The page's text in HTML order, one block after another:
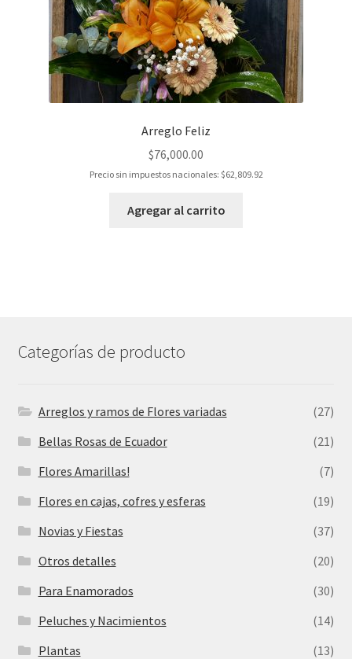
Arreglo Feliz
$76,000.00
Precio sin impuestos nacionales: $62,809.92
Agregar al carrito
Categorías de producto
Arreglos y ramos de Flores variadas
(27)
Bellas Rosas de Ecuador
(21)
Flores Amarillas!
(7)
Flores en cajas, cofres y esferas
(19)
Novias y Fiestas
(37)
Otros detalles
(20)
Para Enamorados
(30)
Peluches y Nacimientos
(14)
Plantas
(13)